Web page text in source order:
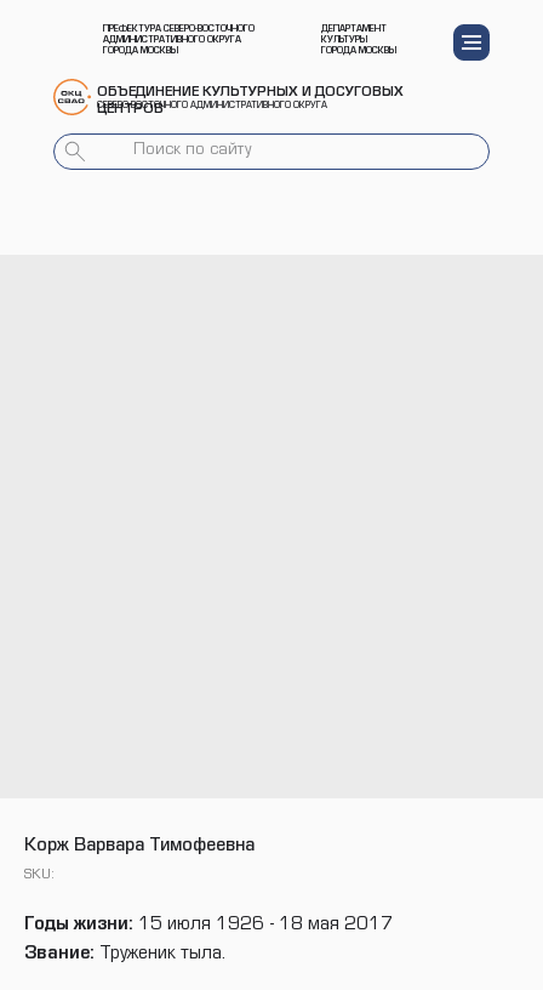
ПРЕФЕКТУРА СЕВЕРО-ВОСТОЧНОГО
АДМИНИСТРАТИВНОГО ОКРУГА
ГОРОДА МОСКВЫ
ДЕПАРТАМЕНТ
КУЛЬТУРЫ
ГОРОДА МОСКВЫ
ОБЪЕДИНЕНИЕ КУЛЬТУРНЫХ И ДОСУГОВЫХ
ЦЕНТРОВ
СЕВЕРО-ВОСТОЧНОГО АДМИНИСТРАТИВНОГО ОКРУГА
Корж Варвара Тимофеевна
SKU:
Годы жизни: 15 июля 1926 - 18 мая 2017
Звание: Труженик тыла.